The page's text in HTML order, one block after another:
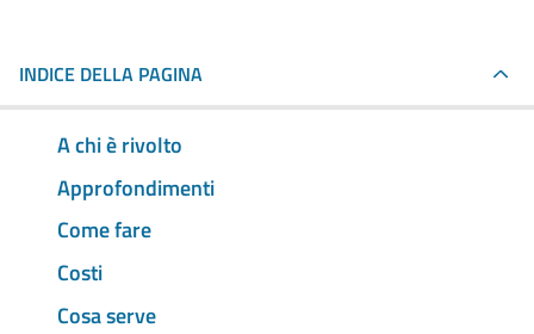
INDICE DELLA PAGINA
A chi è rivolto
Approfondimenti
Come fare
Costi
Cosa serve